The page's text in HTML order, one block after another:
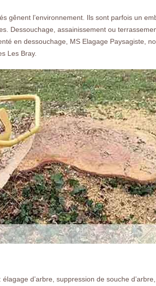
gênent l’environnement. Ils sont parfois un
Dessouchage, assainissement ou
en dessouchage, MS Elagage Paysagiste,
Les Bray.
d’arbre, suppression de souche